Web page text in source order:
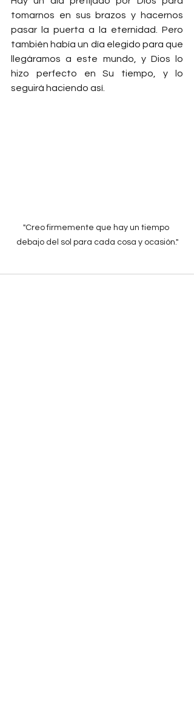
tomarnos en sus brazos y hacernos
pasar la puerta a la eternidad. Pero
también había un día elegido para que
llegáramos a este mundo, y Dios lo
hizo perfecto en Su tiempo, y lo
seguirá haciendo así.
"Creo firmemente que hay un tiempo
debajo del sol para cada cosa y ocasión."